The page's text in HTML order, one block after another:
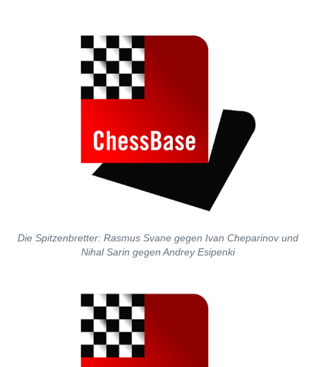
Die Spitzenbretter: Rasmus Svane gegen Ivan Cheparinov und
Nihal Sarin gegen Andrey Esipenki